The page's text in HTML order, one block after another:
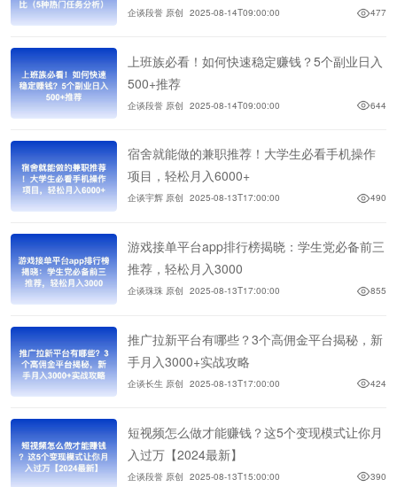
企谈段誉 原创 2025-08-14T09:00:00 477
上班族必看！如何快速稳定赚钱？5个副业日入
500+推荐
企谈段誉 原创 2025-08-14T09:00:00 644
宿舍就能做的兼职推荐！大学生必看手机操作
项目，轻松月入6000+
企谈宇辉 原创 2025-08-13T17:00:00 490
游戏接单平台app排行榜揭晓：学生党必备前三
推荐，轻松月入3000
企谈珠珠 原创 2025-08-13T17:00:00 855
推广拉新平台有哪些？3个高佣金平台揭秘，新
手月入3000+实战攻略
企谈长生 原创 2025-08-13T17:00:00 424
短视频怎么做才能赚钱？这5个变现模式让你月
入过万【2024最新】
企谈段誉 原创 2025-08-13T15:00:00 390